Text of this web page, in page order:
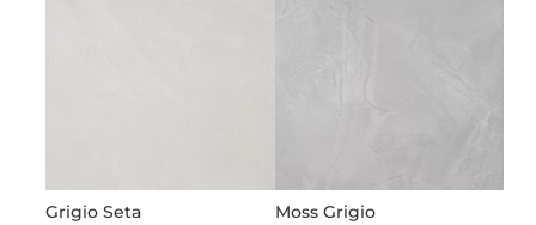
Grigio Seta Moss Grigio